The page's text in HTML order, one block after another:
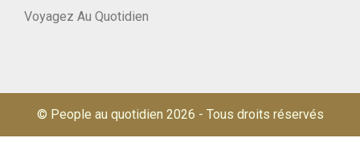
Voyagez Au Quotidien
© People au quotidien 2026 - Tous droits réservés